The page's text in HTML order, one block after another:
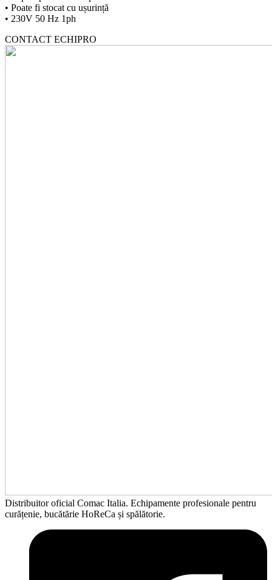
• Poate fi stocat cu ușurință
• 230V 50 Hz 1ph
CONTACT ECHIPRO
Distribuitor oficial Comac Italia. Echipamente profesionale pentru
curățenie, bucătărie HoReCa și spălătorie.